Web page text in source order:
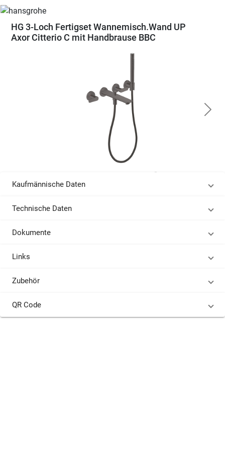
HG 3-Loch Fertigset Wannemisch.Wand UP
Axor Citterio C mit Handbrause BBC
Kaufmännische Daten
Technische Daten
Dokumente
Links
Zubehör
QR Code